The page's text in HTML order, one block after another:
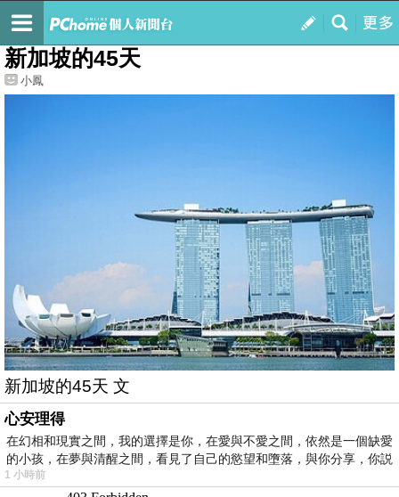
我的
最新文章
新加坡的45天
小鳳
新加坡的45天 文
心安理得
在幻相和現實之間，我的選擇是你，在愛與不愛之間，依然是一個缺愛
的小孩，在夢與清醒之間，看見了自己的慾望和墮落，與你分享，你説
1 小時前